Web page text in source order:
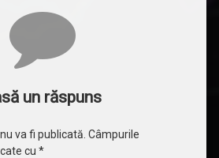
un răspuns
va fi publicată. Câmpurile
cu *